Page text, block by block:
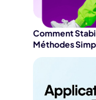
Comment
Méthodes